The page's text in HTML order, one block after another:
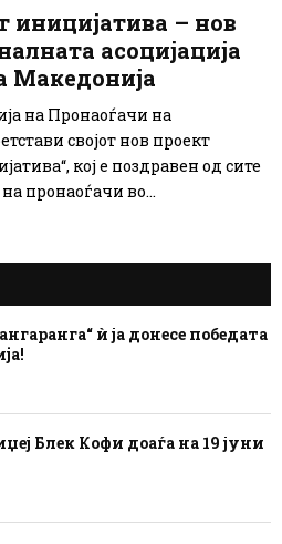
иницијатива – нов
асоцијација
Македонија
на Пронаоѓачи на
својот нов проект
кој е поздравен од сите
пронаоѓачи во...
ѝ ја донесе победата
Блек Кофи доаѓа на 19 јуни